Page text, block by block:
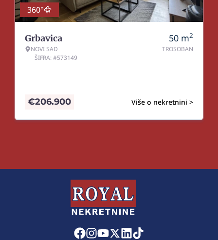
360°
Grbavica
NOVI SAD
ŠIFRA: #573149
50 m2
TROSOBAN
Više o nekretnini >
€206.900